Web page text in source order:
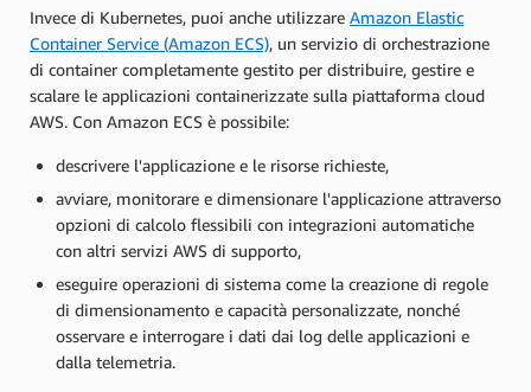
Invece di Kubernetes, puoi anche utilizzare Amazon Elastic
Container Service (Amazon ECS), un servizio di orchestrazione
di container completamente gestito per distribuire, gestire e
scalare le applicazioni containerizzate sulla piattaforma cloud
AWS. Con Amazon ECS è possibile:
descrivere l'applicazione e le risorse richieste,
avviare, monitorare e dimensionare l'applicazione attraverso
opzioni di calcolo flessibili con integrazioni automatiche
con altri servizi AWS di supporto,
eseguire operazioni di sistema come la creazione di regole
di dimensionamento e capacità personalizzate, nonché
osservare e interrogare i dati dai log delle applicazioni e
dalla telemetria.